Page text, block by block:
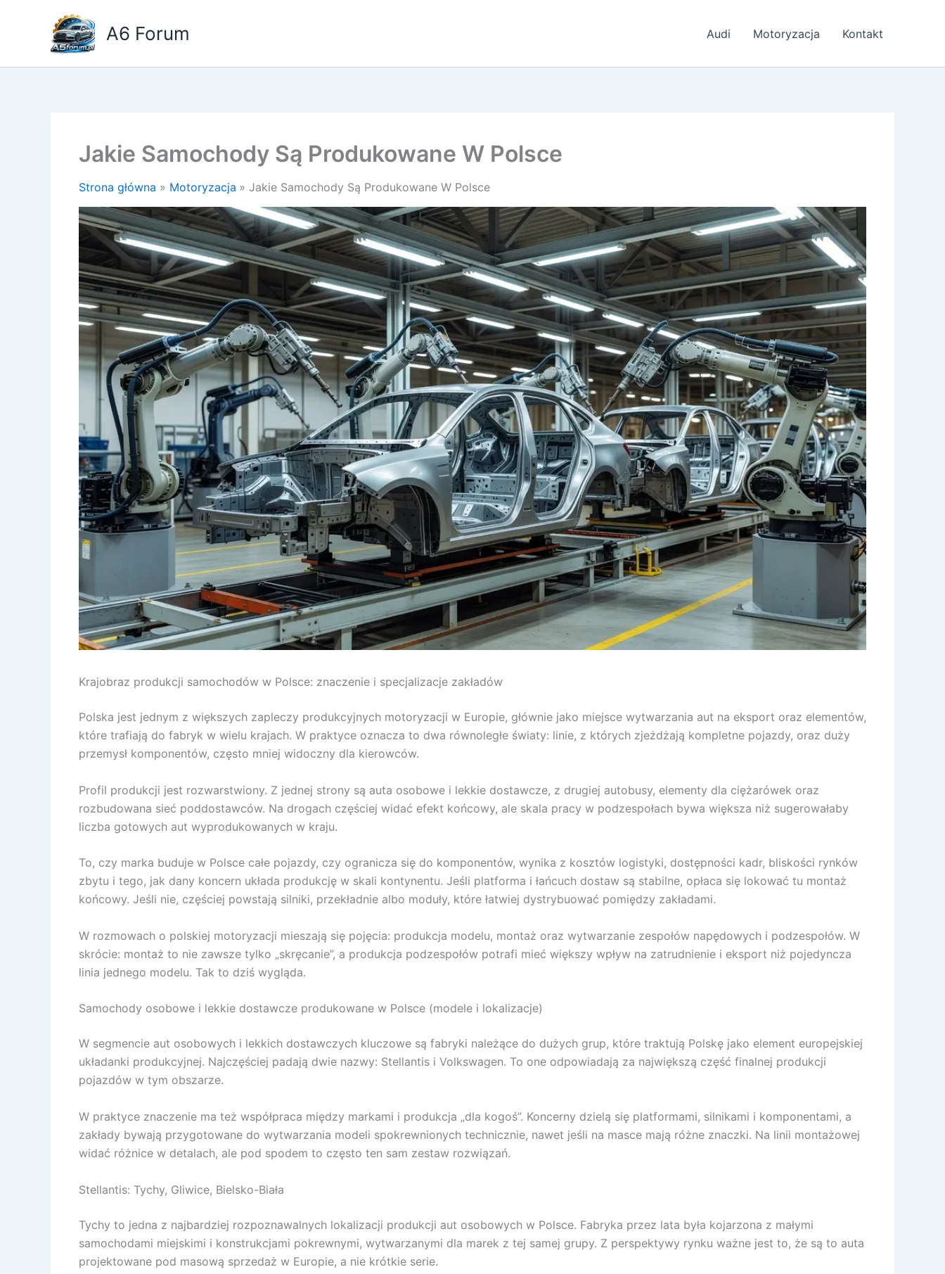
A6 Forum Audi Motoryzacja Kontakt
Jakie Samochody Są Produkowane W Polsce
Strona główna Motoryzacja Jakie Samochody Są Produkowane W Polsce
Krajobraz produkcji samochodów w Polsce: znaczenie i specjalizacje zakładów
Polska jest jednym z większych zapleczy produkcyjnych motoryzacji w Europie, głównie jako miejsce wytwarzania aut na eksport oraz elementów,
które trafiają do fabryk w wielu krajach. W praktyce oznacza to dwa równoległe światy: linie, z których zjeżdżają kompletne pojazdy, oraz duży
przemysł komponentów, często mniej widoczny dla kierowców.
Profil produkcji jest rozwarstwiony. Z jednej strony są auta osobowe i lekkie dostawcze, z drugiej autobusy, elementy dla ciężarówek oraz
rozbudowana sieć poddostawców. Na drogach częściej widać efekt końcowy, ale skala pracy w podzespołach bywa większa niż sugerowałaby
liczba gotowych aut wyprodukowanych w kraju.
To, czy marka buduje w Polsce całe pojazdy, czy ogranicza się do komponentów, wynika z kosztów logistyki, dostępności kadr, bliskości rynków
zbytu i tego, jak dany koncern układa produkcję w skali kontynentu. Jeśli platforma i łańcuch dostaw są stabilne, opłaca się lokować tu montaż
końcowy. Jeśli nie, częściej powstają silniki, przekładnie albo moduły, które łatwiej dystrybuować pomiędzy zakładami.
W rozmowach o polskiej motoryzacji mieszają się pojęcia: produkcja modelu, montaż oraz wytwarzanie zespołów napędowych i podzespołów. W
skrócie: montaż to nie zawsze tylko „skręcanie”, a produkcja podzespołów potrafi mieć większy wpływ na zatrudnienie i eksport niż pojedyncza
linia jednego modelu. Tak to dziś wygląda.
Samochody osobowe i lekkie dostawcze produkowane w Polsce (modele i lokalizacje)
W segmencie aut osobowych i lekkich dostawczych kluczowe są fabryki należące do dużych grup, które traktują Polskę jako element europejskiej
układanki produkcyjnej. Najczęściej padają dwie nazwy: Stellantis i Volkswagen. To one odpowiadają za największą część finalnej produkcji
pojazdów w tym obszarze.
W praktyce znaczenie ma też współpraca między markami i produkcja „dla kogoś”. Koncerny dzielą się platformami, silnikami i komponentami, a
zakłady bywają przygotowane do wytwarzania modeli spokrewnionych technicznie, nawet jeśli na masce mają różne znaczki. Na linii montażowej
widać różnice w detalach, ale pod spodem to często ten sam zestaw rozwiązań.
Stellantis: Tychy, Gliwice, Bielsko-Biała
Tychy to jedna z najbardziej rozpoznawalnych lokalizacji produkcji aut osobowych w Polsce. Fabryka przez lata była kojarzona z małymi
samochodami miejskimi i konstrukcjami pokrewnymi, wytwarzanymi dla marek z tej samej grupy. Z perspektywy rynku ważne jest to, że są to auta
projektowane pod masową sprzedaż w Europie, a nie krótkie serie.